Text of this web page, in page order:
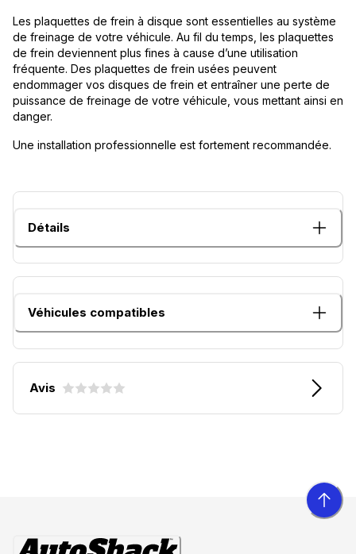
Les plaquettes de frein à disque sont essentielles au système
de freinage de votre véhicule. Au fil du temps, les plaquettes
de frein deviennent plus fines à cause d’une utilisation
fréquente. Des plaquettes de frein usées peuvent
endommager vos disques de frein et entraîner une perte de
puissance de freinage de votre véhicule, vous mettant ainsi en
danger.
Une installation professionnelle est fortement recommandée.
Détails
Véhicules compatibles
Avis